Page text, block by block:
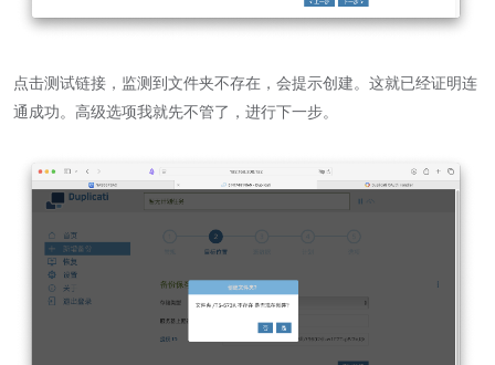
点击测试链接，监测到文件夹不存在，会提示创建。这就已经证明连
通成功。高级选项我就先不管了，进行下一步。